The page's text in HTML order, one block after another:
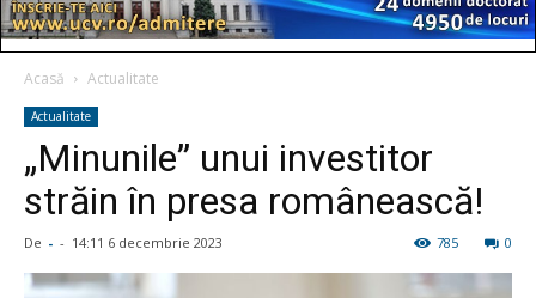
Acasă Actualitate
Actualitate
„Minunile” unui investitor
străin în presa românească!
De - - 14:11 6 decembrie 2023 0
785